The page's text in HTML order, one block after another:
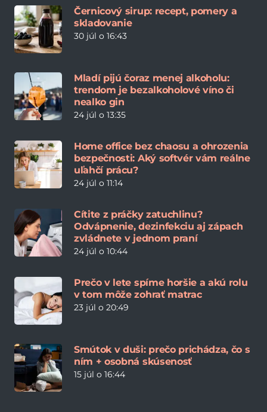
Černicový sirup: recept, pomery a
skladovanie
30 júl o 16:43
Mladí pijú čoraz menej alkoholu:
trendom je bezalkoholové víno či
nealko gin
24 júl o 13:35
Home office bez chaosu a ohrozenia
bezpečnosti: Aký softvér vám reálne
uľahčí prácu?
24 júl o 11:14
Cítite z práčky zatuchlinu?
Odvápnenie, dezinfekciu aj zápach
zvládnete v jednom praní
24 júl o 10:44
Prečo v lete spíme horšie a akú rolu
v tom môže zohrať matrac
23 júl o 20:49
Smútok v duši: prečo prichádza, čo s
ním + osobná skúsenosť
15 júl o 16:44